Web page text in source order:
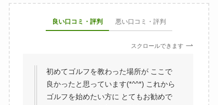
良い口コミ・評判 悪い口コミ・評判
スクロールできます
初めてゴルフを教わった場所が ここで
良かったと思っています(*^^*) これから
ゴルフを始めたい方に とてもお勧めで